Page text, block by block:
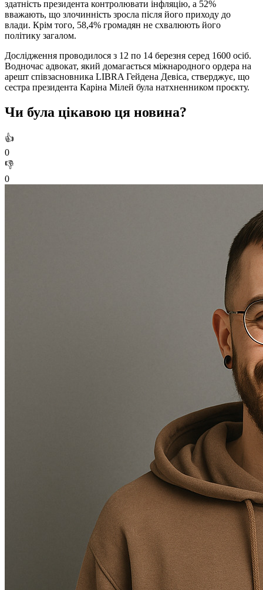
здатність президента контролювати інфляцію, а 52%
вважають, що злочинність зросла після його приходу до
влади. Крім того, 58,4% громадян не схвалюють його
політику загалом.
Дослідження проводилося з 12 по 14 березня серед 1600 осіб.
Водночас адвокат, який домагається міжнародного ордера на
арешт співзасновника LIBRA Гейдена Девіса, стверджує, що
сестра президента Каріна Мілей була натхненником проєкту.
Чи була цікавою ця новина?
👍
0
👎
0